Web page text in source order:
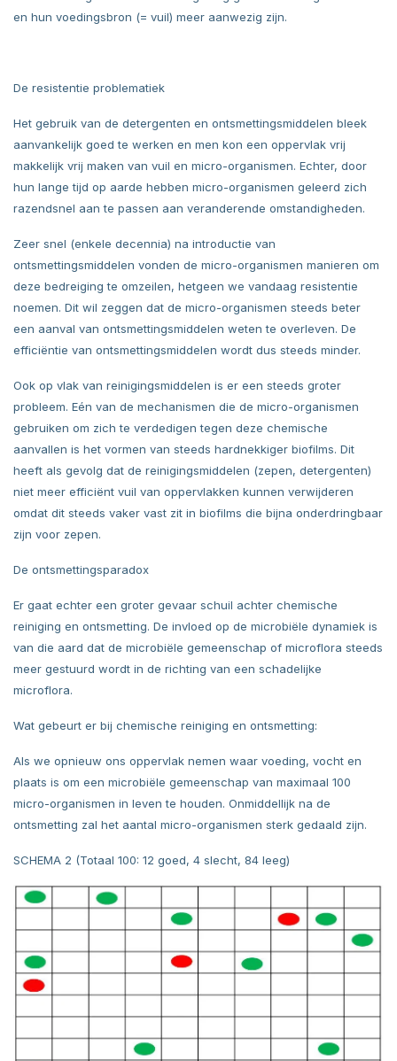
en hun voedingsbron (= vuil) meer aanwezig zijn.
De resistentie problematiek
Het gebruik van de detergenten en ontsmettingsmiddelen bleek
aanvankelijk goed te werken en men kon een oppervlak vrij
makkelijk vrij maken van vuil en micro-organismen. Echter, door
hun lange tijd op aarde hebben micro-organismen geleerd zich
razendsnel aan te passen aan veranderende omstandigheden.
Zeer snel (enkele decennia) na introductie van
ontsmettingsmiddelen vonden de micro-organismen manieren om
deze bedreiging te omzeilen, hetgeen we vandaag resistentie
noemen. Dit wil zeggen dat de micro-organismen steeds beter
een aanval van ontsmettingsmiddelen weten te overleven. De
efficiëntie van ontsmettingsmiddelen wordt dus steeds minder.
Ook op vlak van reinigingsmiddelen is er een steeds groter
probleem. Eén van de mechanismen die de micro-organismen
gebruiken om zich te verdedigen tegen deze chemische
aanvallen is het vormen van steeds hardnekkiger biofilms. Dit
heeft als gevolg dat de reinigingsmiddelen (zepen, detergenten)
niet meer efficiënt vuil van oppervlakken kunnen verwijderen
omdat dit steeds vaker vast zit in biofilms die bijna onderdringbaar
zijn voor zepen.
De ontsmettingsparadox
Er gaat echter een groter gevaar schuil achter chemische
reiniging en ontsmetting. De invloed op de microbiële dynamiek is
van die aard dat de microbiële gemeenschap of microflora steeds
meer gestuurd wordt in de richting van een schadelijke
microflora.
Wat gebeurt er bij chemische reiniging en ontsmetting:
Als we opnieuw ons oppervlak nemen waar voeding, vocht en
plaats is om een microbiële gemeenschap van maximaal 100
micro-organismen in leven te houden. Onmiddellijk na de
ontsmetting zal het aantal micro-organismen sterk gedaald zijn.
SCHEMA 2 (Totaal 100: 12 goed, 4 slecht, 84 leeg)